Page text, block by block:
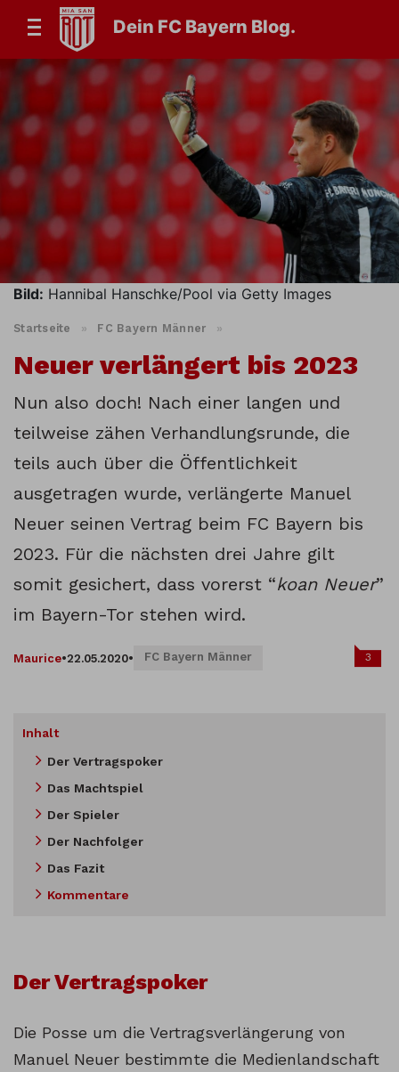
Dein FC Bayern Blog.
Bild: Hannibal Hanschke/Pool via Getty Images
Startseite » FC Bayern Männer »
Neuer verlängert bis 2023
Nun also doch! Nach einer langen und
teilweise zähen Verhandlungsrunde, die
teils auch über die Öffentlichkeit
ausgetragen wurde, verlängerte Manuel
Neuer seinen Vertrag beim FC Bayern bis
2023. Für die nächsten drei Jahre gilt
somit gesichert, dass vorerst “koan Neuer”
im Bayern-Tor stehen wird.
Maurice•22.05.2020• FC Bayern Männer 3
Inhalt
Der Vertragspoker
Das Machtspiel
Der Spieler
Der Nachfolger
Das Fazit
Kommentare
Der Vertragspoker
Die Posse um die Vertragsverlängerung von
Manuel Neuer bestimmte die Medienlandschaft